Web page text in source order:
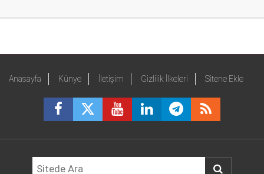
Anasayfa Künye İletişim Gizlilik İlkeleri Sitene Ekle